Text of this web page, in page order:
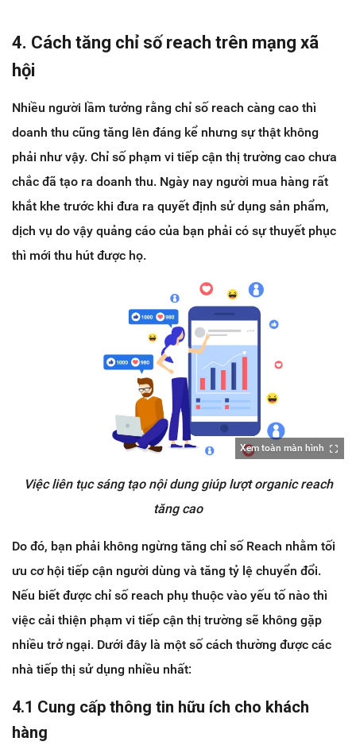
4. Cách tăng chỉ số reach trên mạng xã
hội
Nhiều người lầm tưởng rằng chỉ số reach càng cao thì
doanh thu cũng tăng lên đáng kể nhưng sự thật không
phải như vậy. Chỉ số phạm vi tiếp cận thị trường cao chưa
chắc đã tạo ra doanh thu. Ngày nay người mua hàng rất
khắt khe trước khi đưa ra quyết định sử dụng sản phẩm,
dịch vụ do vậy quảng cáo của bạn phải có sự thuyết phục
thì mới thu hút được họ.
Xem toàn màn hình
Việc liên tục sáng tạo nội dung giúp lượt organic reach
tăng cao
Do đó, bạn phải không ngừng tăng chỉ số Reach nhằm tối
ưu cơ hội tiếp cận người dùng và tăng tỷ lệ chuyển đổi.
Nếu biết được chỉ số reach phụ thuộc vào yếu tố nào thì
việc cải thiện phạm vi tiếp cận thị trường sẽ không gặp
nhiều trở ngại. Dưới đây là một số cách thường được các
nhà tiếp thị sử dụng nhiều nhất:
4.1 Cung cấp thông tin hữu ích cho khách
hàng